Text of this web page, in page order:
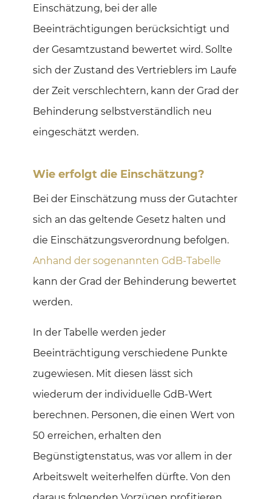
Einschätzung, bei der alle
Beeinträchtigungen berücksichtigt und
der Gesamtzustand bewertet wird. Sollte
sich der Zustand des Vertrieblers im Laufe
der Zeit verschlechtern, kann der Grad der
Behinderung selbstverständlich neu
eingeschätzt werden.
Wie erfolgt die Einschätzung?
Bei der Einschätzung muss der Gutachter
sich an das geltende Gesetz halten und
die Einschätzungsverordnung befolgen.
Anhand der sogenannten GdB-Tabelle
kann der Grad der Behinderung bewertet
werden.
In der Tabelle werden jeder
Beeinträchtigung verschiedene Punkte
zugewiesen. Mit diesen lässt sich
wiederum der individuelle GdB-Wert
berechnen. Personen, die einen Wert von
50 erreichen, erhalten den
Begünstigtenstatus, was vor allem in der
Arbeitswelt weiterhelfen dürfte. Von den